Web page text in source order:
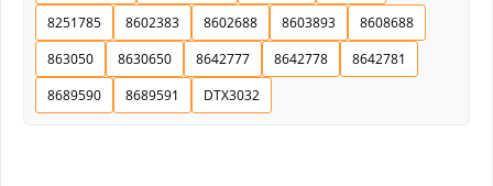
8251785
8602383 8602688 8603893
8608688
863050
8630650 8642777 8642778
8642781
8689590
8689591 DTX3032